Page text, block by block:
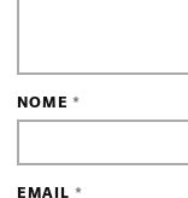
NOME*
EMAIL *